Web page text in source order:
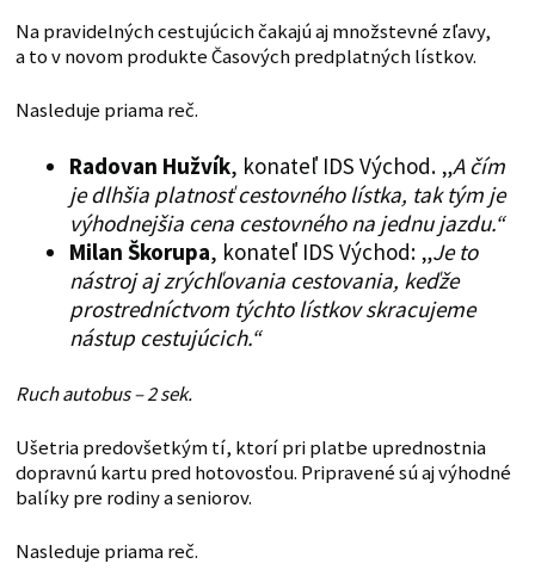
Na pravidelných cestujúcich čakajú aj množstevné zľavy,
a to v novom produkte Časových predplatných lístkov.
Nasleduje priama reč.
Radovan Hužvík, konateľ IDS Východ. „A čím
je dlhšia platnosť cestovného lístka, tak tým je
výhodnejšia cena cestovného na jednu jazdu.“
Milan Škorupa, konateľ IDS Východ: „Je to
nástroj aj zrýchľovania cestovania, keďže
prostredníctvom týchto lístkov skracujeme
nástup cestujúcich.“
Ruch autobus – 2 sek.
Ušetria predovšetkým tí, ktorí pri platbe uprednostnia
dopravnú kartu pred hotovosťou. Pripravené sú aj výhodné
balíky pre rodiny a seniorov.
Nasleduje priama reč.